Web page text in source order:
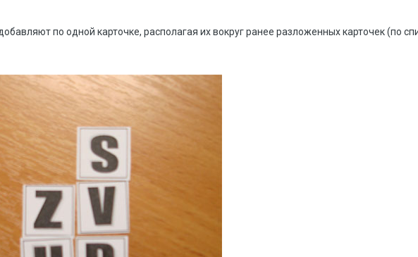
по одной карточке, располагая их вокруг ранее разложенных карточек (по